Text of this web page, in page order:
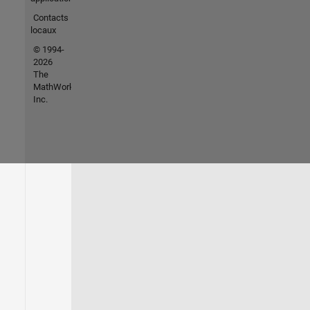
Contacts
locaux
© 1994-
2026
The
MathWorks,
Inc.